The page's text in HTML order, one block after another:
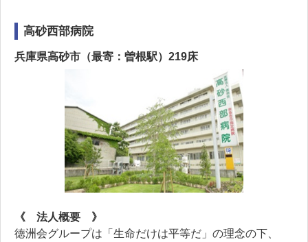
高砂西部病院
兵庫県高砂市（最寄：曽根駅）219床
《 法人概要 》
徳洲会グループは「生命だけは平等だ」の理念の下、